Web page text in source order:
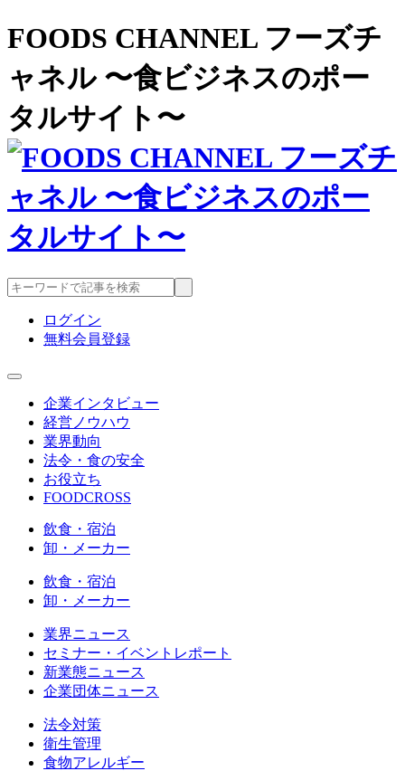
FOODS CHANNEL フーズチ
ャネル 〜食ビジネスのポー
タルサイト〜
ログイン
無料会員登録
企業インタビュー
経営ノウハウ
業界動向
法令・食の安全
お役立ち
FOODCROSS
飲食・宿泊
卸・メーカー
飲食・宿泊
卸・メーカー
業界ニュース
セミナー・イベントレポート
新業態ニュース
企業団体ニュース
法令対策
衛生管理
食物アレルギー